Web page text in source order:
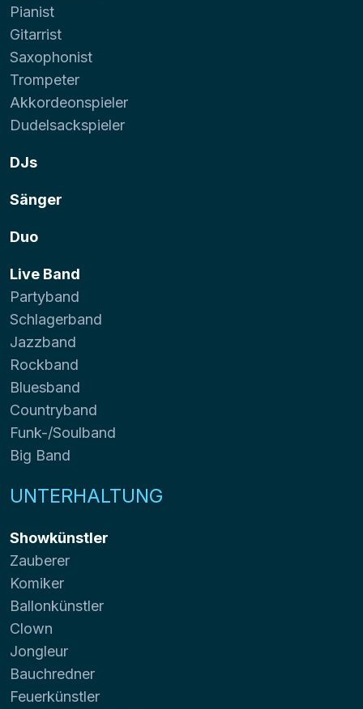
Pianist
Gitarrist
Saxophonist
Trompeter
Akkordeonspieler
Dudelsackspieler
DJs
Sänger
Duo
Live Band
Partyband
Schlagerband
Jazzband
Rockband
Bluesband
Countryband
Funk-/Soulband
Big Band
UNTERHALTUNG
Showkünstler
Zauberer
Komiker
Ballonkünstler
Clown
Jongleur
Bauchredner
Feuerkünstler